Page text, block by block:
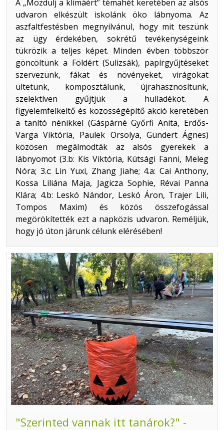
A „Mozdulj a klímáért” témahét keretében az alsós
udvaron elkészült iskolánk öko lábnyoma. Az
aszfaltfestésben megnyilvánul, hogy mit teszünk
az ügy érdekében, sokrétű tevékenységeink
tükrözik a teljes képet. Minden évben többször
göncöltünk a Földért (Sulizsák), papírgyűjtéseket
szervezünk, fákat és növényeket, virágokat
ültetünk, komposztálunk, újrahasznosítunk,
szelektíven gyűjtjük a hulladékot. A
figyelemfelkeltő és közösségépítő akció keretében
a tanító nénikkel (Gáspárné Győrfi Anita, Erdős-
Varga Viktória, Paulek Orsolya, Gündert Ágnes)
közösen megálmodták az alsós gyerekek a
lábnyomot (3.b: Kis Viktória, Kútsági Fanni, Meleg
Nóra; 3.c: Lin Yuxi, Zhang Jiahe; 4.a: Cai Anthony,
Kossa Liliána Maja, Jagicza Sophie, Révai Panna
Klára; 4.b: Leskó Nándor, Leskó Áron, Trajer Lili,
Tompos Maxim) és közös összefogással
megörökítették ezt a napközis udvaron. Reméljük,
hogy jó úton járunk célunk elérésében!
"Szerinted vannak itt tanárok?" -